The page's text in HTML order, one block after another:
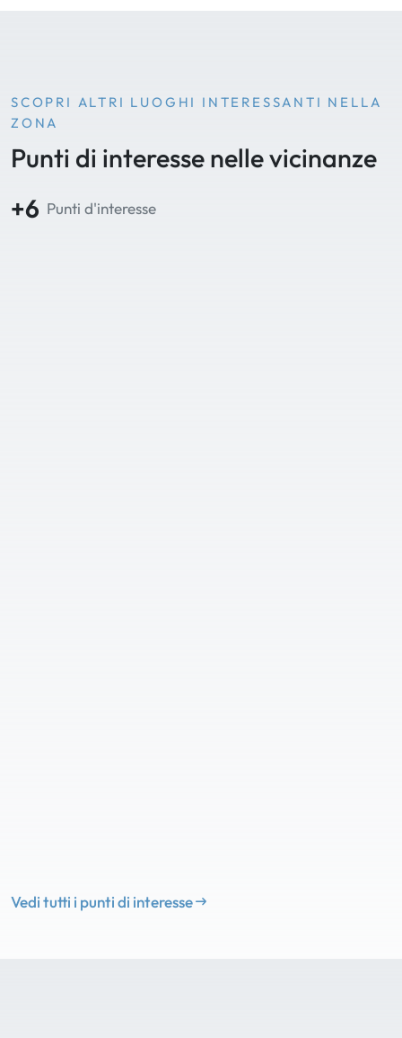
SCOPRI ALTRI LUOGHI INTERESSANTI NELLA
ZONA
Punti di interesse nelle vicinanze
+6 Punti d'interesse
Vedi tutti i punti di interesse